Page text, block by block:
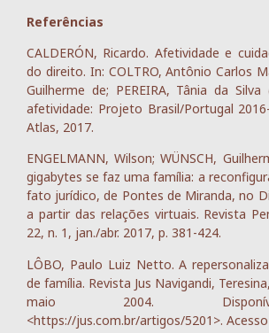
Referências
CALDERÓN, Ricardo. Afetividade e
do direito. In: COLTRO, Antônio Carlos
Guilherme de; PEREIRA, Tânia da Silva
afetividade: Projeto Brasil/Portugal
Atlas, 2017.
ENGELMANN, Wilson; WÜNSCH,
gigabytes se faz uma família: a
fato jurídico, de Pontes de Miranda, no
a partir das relações virtuais. Revista
22, n. 1, jan./abr. 2017, p. 381-424.
LÔBO, Paulo Luiz Netto. A
de família. Revista Jus Navigandi,
maio 2004.
<https://jus.com.br/artigos/5201>.